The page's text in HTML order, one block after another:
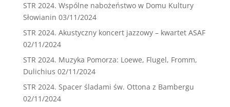
STR 2024. Wspólne nabożeństwo w Domu Kultury
Słowianin 03/11/2024
STR 2024. Akustyczny koncert jazzowy – kwartet ASAF
02/11/2024
STR 2024. Muzyka Pomorza: Loewe, Flugel, Fromm,
Dulichius 02/11/2024
STR 2024. Spacer śladami św. Ottona z Bambergu
02/11/2024